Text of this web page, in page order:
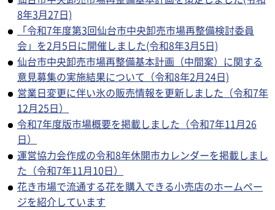
8年3月27日)
「令和7年度第3回仙台市中央卸売市場再整備検討委員
会」を2月5日に開催しました(令和8年3月5日)
仙台市中央卸売市場再整備基本計画（中間案）に関する
意見募集の実施結果について（令和8年2月24日)
営業日変更に伴い氷の販売情報を更新しました（令和7年
12月25日）
令和7年度版市場概要を掲載しました（令和7年11月26
日）
運営協力会作成の令和8年休開市カレンダーを掲載しまし
た（令和7年11月10日）
花き市場で流通する花を購入できる小売店のホームペー
ジを紹介しています